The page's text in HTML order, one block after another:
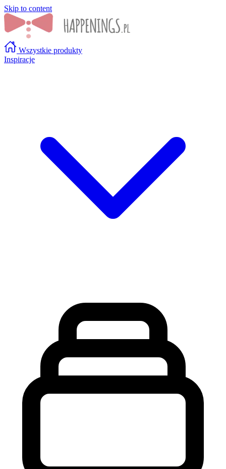
Skip to content
Wszystkie produkty
Inspiracje